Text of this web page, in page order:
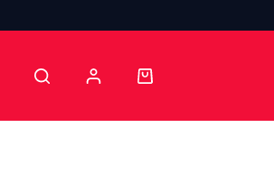
Carro